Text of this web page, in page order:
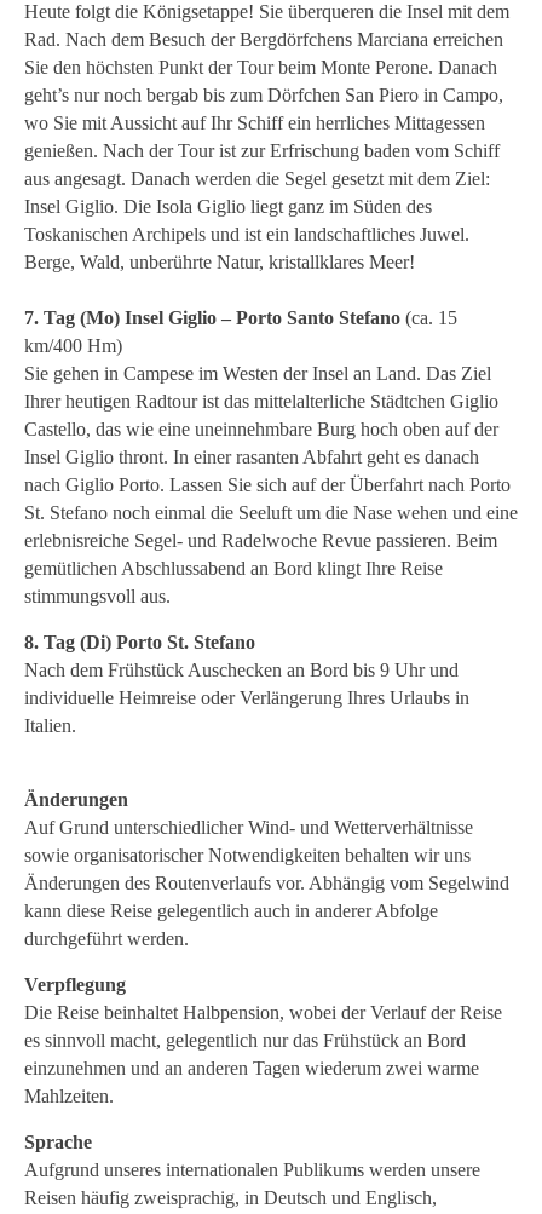
Heute folgt die Königsetappe! Sie überqueren die Insel mit dem
Rad. Nach dem Besuch der Bergdörfchens Marciana erreichen
Sie den höchsten Punkt der Tour beim Monte Perone. Danach
geht’s nur noch bergab bis zum Dörfchen San Piero in Campo,
wo Sie mit Aussicht auf Ihr Schiff ein herrliches Mittagessen
genießen. Nach der Tour ist zur Erfrischung baden vom Schiff
aus angesagt. Danach werden die Segel gesetzt mit dem Ziel:
Insel Giglio. Die Isola Giglio liegt ganz im Süden des
Toskanischen Archipels und ist ein landschaftliches Juwel.
Berge, Wald, unberührte Natur, kristallklares Meer!
7. Tag (Mo) Insel Giglio – Porto Santo Stefano (ca. 15
km/400 Hm)
Sie gehen in Campese im Westen der Insel an Land. Das Ziel
Ihrer heutigen Radtour ist das mittelalterliche Städtchen Giglio
Castello, das wie eine uneinnehmbare Burg hoch oben auf der
Insel Giglio thront. In einer rasanten Abfahrt geht es danach
nach Giglio Porto. Lassen Sie sich auf der Überfahrt nach Porto
St. Stefano noch einmal die Seeluft um die Nase wehen und eine
erlebnisreiche Segel- und Radelwoche Revue passieren. Beim
gemütlichen Abschlussabend an Bord klingt Ihre Reise
stimmungsvoll aus.
8. Tag (Di) Porto St. Stefano
Nach dem Frühstück Auschecken an Bord bis 9 Uhr und
individuelle Heimreise oder Verlängerung Ihres Urlaubs in
Italien.
Änderungen
Auf Grund unterschiedlicher Wind- und Wetterverhältnisse
sowie organisatorischer Notwendigkeiten behalten wir uns
Änderungen des Routenverlaufs vor. Abhängig vom Segelwind
kann diese Reise gelegentlich auch in anderer Abfolge
durchgeführt werden.
Verpflegung
Die Reise beinhaltet Halbpension, wobei der Verlauf der Reise
es sinnvoll macht, gelegentlich nur das Frühstück an Bord
einzunehmen und an anderen Tagen wiederum zwei warme
Mahlzeiten.
Sprache
Aufgrund unseres internationalen Publikums werden unsere
Reisen häufig zweisprachig, in Deutsch und Englisch,